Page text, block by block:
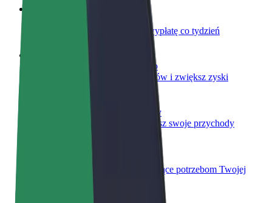
Dostarczaj jedzenie i otrzymuj wypłatę co tydzień
Dodaj swoją restaurację lub sklep
Dotrzyj do większej liczby klientów i zwiększ zyski
Zarejestruj się jako właściciel floty
Dodaj swoją flotę do Bolt i zwiększ swoje przychody
Produkty i usługi Bolt odpowiadające potrzebom Twojej